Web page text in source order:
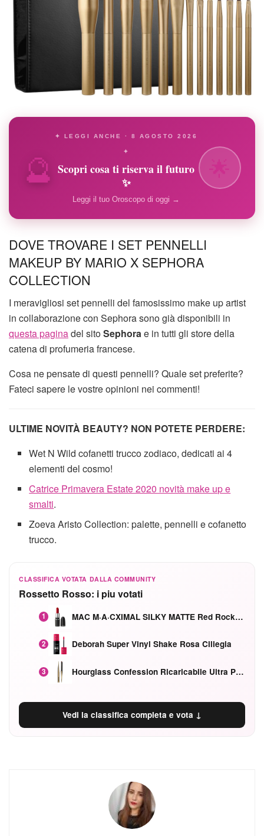
🔮
✦ LEGGI ANCHE · 8 AGOSTO 2026
✦
Scopri cosa ti riserva il futuro
✨
Leggi il tuo Oroscopo di oggi →
DOVE TROVARE I SET PENNELLI
MAKEUP BY MARIO X SEPHORA
COLLECTION
I meravigliosi set pennelli del famosissimo make up artist
in collaborazione con Sephora sono già disponibili in
questa paginadel sitoSephora e in tutti gli store della
catena di profumeria francese.
Cosa ne pensate di questi pennelli? Quale set preferite?
Fateci sapere le vostre opinioni nei commenti!
ULTIME NOVITÀ BEAUTY? NON POTETE PERDERE:
Wet N Wild cofanetti trucco zodiaco, dedicati ai 4
elementi del cosmo!
Catrice Primavera Estate 2020 novità make up e
smalti.
Zoeva Aristo Collection: palette, pennelli e cofanetto
trucco.
CLASSIFICA VOTATA DALLA COMMUNITY
Rossetto Rosso: i piu votati
1 MAC M·A·CXIMAL SILKY MATTE Red Rock mat
2 Deborah Super Vinyl Shake Rosa Ciliegia
3 Hourglass Confession Ricaricabile Ultra Preciso Ad Alta Intensità Secretly Classic Red
Vedi la classifica completa e vota ↓